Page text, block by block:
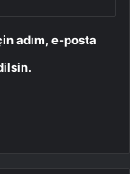
adım, e-posta